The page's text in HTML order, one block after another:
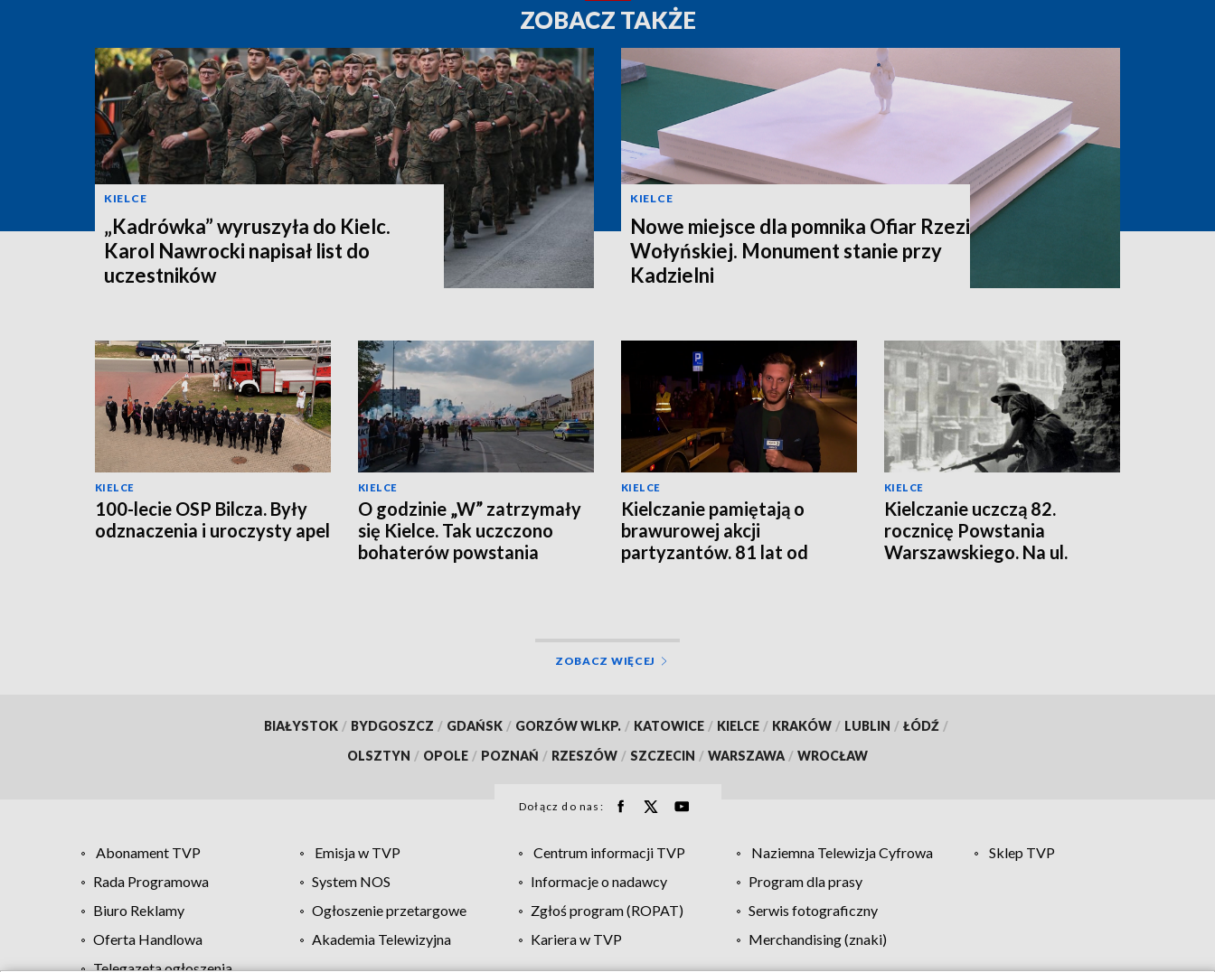
ZOBACZ TAKŻE
KIELCE
„Kadrówka” wyruszyła do Kielc.
Karol Nawrocki napisał list do
uczestników
KIELCE
Nowe miejsce dla pomnika Ofiar Rzezi
Wołyńskiej. Monument stanie przy
Kadzielni
KIELCE
100-lecie OSP Bilcza. Były
odznaczenia i uroczysty apel
KIELCE
O godzinie „W” zatrzymały
się Kielce. Tak uczczono
bohaterów powstania
KIELCE
Kielczanie pamiętają o
brawurowej akcji
partyzantów. 81 lat od
KIELCE
Kielczanie uczczą 82.
rocznicę Powstania
Warszawskiego. Na ul.
ZOBACZ WIĘCEJ
BIAŁYSTOK / BYDGOSZCZ / GDAŃSK / GORZÓW WLKP. / KATOWICE / KIELCE / KRAKÓW / LUBLIN / ŁÓDŹ /
OLSZTYN / OPOLE / POZNAŃ / RZESZÓW / SZCZECIN / WARSZAWA / WROCŁAW
Dołącz do nas:
Abonament TVP Emisja w TVP Centrum informacji TVP Naziemna Telewizja Cyfrowa
Sklep TVP
Rada Programowa
System NOS Informacje o nadawcy
Program dla prasy
Biuro Reklamy
Ogłoszenie przetargowe Zgłoś program (ROPAT)
Serwis fotograficzny
Oferta Handlowa
Akademia Telewizyjna Kariera w TVP
Merchandising (znaki)
Telegazeta ogłoszenia